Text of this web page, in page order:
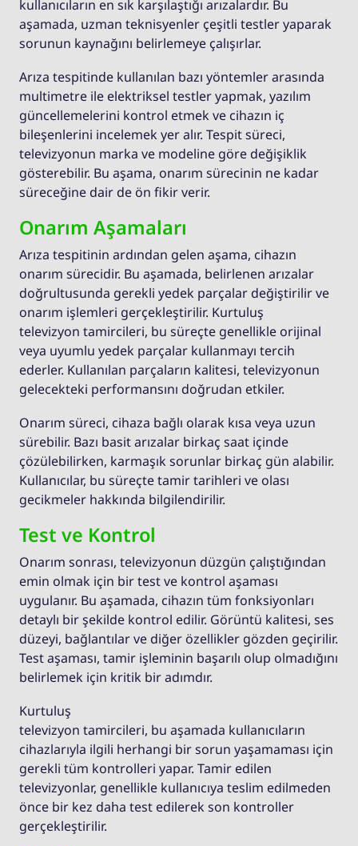
kullanıcıların en sık karşılaştığı arızalardır. Bu
aşamada, uzman teknisyenler çeşitli testler yaparak
sorunun kaynağını belirlemeye çalışırlar.
Arıza tespitinde kullanılan bazı yöntemler arasında
multimetre ile elektriksel testler yapmak, yazılım
güncellemelerini kontrol etmek ve cihazın iç
bileşenlerini incelemek yer alır. Tespit süreci,
televizyonun marka ve modeline göre değişiklik
gösterebilir. Bu aşama, onarım sürecinin ne kadar
süreceğine dair de ön fikir verir.
Onarım Aşamaları
Arıza tespitinin ardından gelen aşama, cihazın
onarım sürecidir. Bu aşamada, belirlenen arızalar
doğrultusunda gerekli yedek parçalar değiştirilir ve
onarım işlemleri gerçekleştirilir. Kurtuluş
televizyon tamircileri, bu süreçte genellikle orijinal
veya uyumlu yedek parçalar kullanmayı tercih
ederler. Kullanılan parçaların kalitesi, televizyonun
gelecekteki performansını doğrudan etkiler.
Onarım süreci, cihaza bağlı olarak kısa veya uzun
sürebilir. Bazı basit arızalar birkaç saat içinde
çözülebilirken, karmaşık sorunlar birkaç gün alabilir.
Kullanıcılar, bu süreçte tamir tarihleri ve olası
gecikmeler hakkında bilgilendirilir.
Test ve Kontrol
Onarım sonrası, televizyonun düzgün çalıştığından
emin olmak için bir test ve kontrol aşaması
uygulanır. Bu aşamada, cihazın tüm fonksiyonları
detaylı bir şekilde kontrol edilir. Görüntü kalitesi, ses
düzeyi, bağlantılar ve diğer özellikler gözden geçirilir.
Test aşaması, tamir işleminin başarılı olup olmadığını
belirlemek için kritik bir adımdır.
Kurtuluş
televizyon tamircileri, bu aşamada kullanıcıların
cihazlarıyla ilgili herhangi bir sorun yaşamaması için
gerekli tüm kontrolleri yapar. Tamir edilen
televizyonlar, genellikle kullanıcıya teslim edilmeden
önce bir kez daha test edilerek son kontroller
gerçekleştirilir.